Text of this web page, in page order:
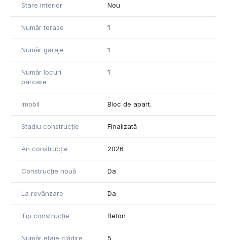
Stare interior Nou
Număr terase 1
Număr garaje 1
Număr locuri
parcare
1
Imobil Bloc de apart.
Stadiu construcție Finalizată
An construcție 2026
Construcție nouă Da
La revânzare Da
Tip construcție Beton
Număr etaje clădire 5